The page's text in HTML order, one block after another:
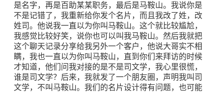
是名字，再是百助某某职务，最后是马鞍山。我说你是
不是记错了，我重新给你发个名片，而且我改了姓，改
姓司。他说我一直以为你叫马鞍山。这个就比较尴尬，
我感觉比较好笑，说你也可以叫我马鞍山。然后我就把
这个聊天记录分享给我另外一个客户，他说大哥实不相
瞒，我也一直以为你叫马鞍山，直到你们来拜访的时候
才知道，他们问我对接的是不是司文学，我心里很慌，
谁是司文学？后来，我就发了一个朋友圈，声明我叫司
文学，不叫马鞍山。我们的名片设计得有问题，也可能